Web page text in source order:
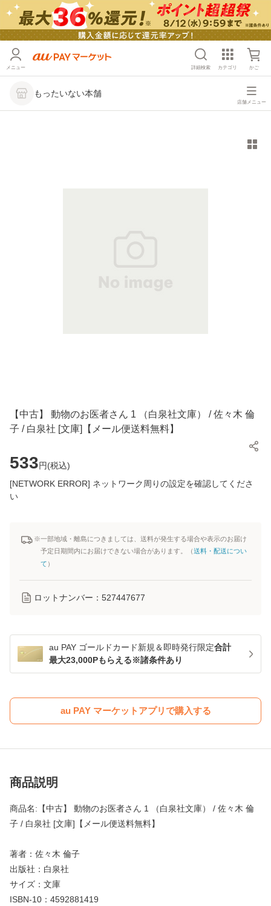
メニュー 詳細検索 カテゴリ かご
もったいない本舗
店舗メニュー
【中古】 動物のお医者さん 1 （白泉社文庫） / 佐々木 倫
子 / 白泉社 [文庫]【メール便送料無料】
533円(税込)
[NETWORK ERROR] ネットワーク周りの設定を確認してくださ
い
※一部地域・離島につきましては、送料が発生する場合や表示のお届け
予定日期間内にお届けできない場合があります。（送料・配送につい
て ）
ロットナンバー： 527447677
au PAY ゴールドカード新規＆即時発行限定合計
最大23,000Pもらえる※諸条件あり
au PAY マーケットアプリで購入する
商品説明
商品名:【中古】 動物のお医者さん 1 （白泉社文庫） / 佐々木 倫
子 / 白泉社 [文庫]【メール便送料無料】
著者：佐々木 倫子
出版社：白泉社
サイズ：文庫
ISBN-10：4592881419